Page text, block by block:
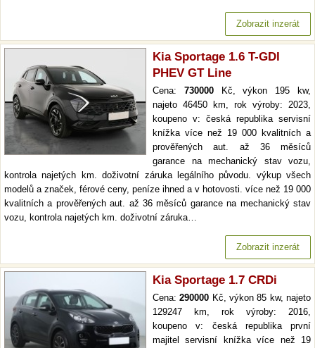
Zobrazit inzerát
Kia Sportage 1.6 T-GDI
PHEV GT Line
Cena: 730000Kč, výkon 195 kw,
najeto 46450 km, rok výroby: 2023,
koupeno v: česká republika servisní
knížka více než 19 000 kvalitních a
prověřených aut. až 36 měsíců
garance na mechanický stav vozu,
kontrola najetých km. doživotní záruka legálního původu. výkup všech
modelů a značek, férové ceny, peníze ihned a v hotovosti. více než 19 000
kvalitních a prověřených aut. až 36 měsíců garance na mechanický stav
vozu, kontrola najetých km. doživotní záruka…
Zobrazit inzerát
Kia Sportage 1.7 CRDi
Cena:290000 Kč, výkon 85 kw, najeto
129247 km, rok výroby: 2016,
koupeno v: česká republika první
majitel servisní knížka více než 19